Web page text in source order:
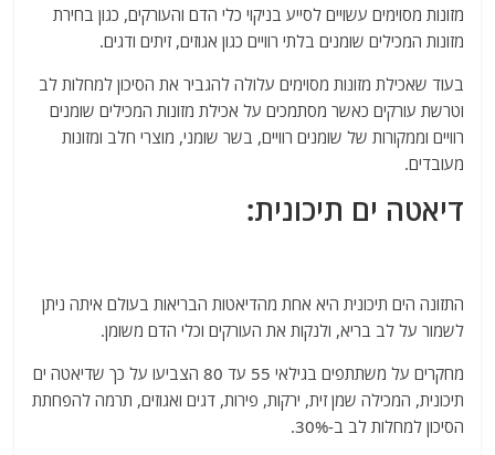
מזונות מסוימים עשויים לסייע בניקוי כלי הדם והעורקים, כגון בחירת
מזונות המכילים שומנים בלתי רוויים כגון אגוזים, זיתים ודגים.
בעוד שאכילת מזונות מסוימים עלולה להגביר את הסיכון למחלות לב
וטרשת עורקים כאשר מסתמכים על אכילת מזונות המכילים שומנים
רוויים וממקורות של שומנים רוויים, בשר שומני, מוצרי חלב ומזונות
מעובדים.
דיאטה ים תיכונית:
התזונה הים תיכונית היא אחת מהדיאטות הבריאות בעולם איתה ניתן
לשמור על לב בריא, ולנקות את העורקים וכלי הדם משומן.
מחקרים על משתתפים בגילאי 55 עד 80 הצביעו על כך שדיאטה ים
תיכונית, המכילה שמן זית, ירקות, פירות, דגים ואגוזים, תרמה להפחתת
הסיכון למחלות לב ב-30%.